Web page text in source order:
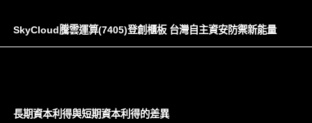
SkyCloud騰雲運算(7405)登創櫃板 台灣自主資安防禦新能量
長期資本利得與短期資本利得的差異